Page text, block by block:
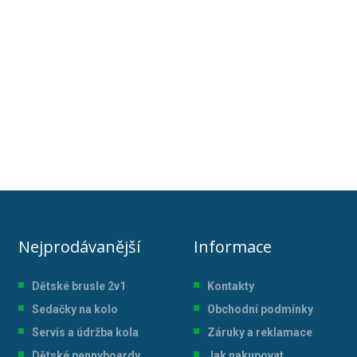
Nejprodávanější
Dětské brusle 2v1
Sedačky na kolo
Servis a údržba kola
Informace
Kontakty
Obchodní podmínky
Záruky a reklamace